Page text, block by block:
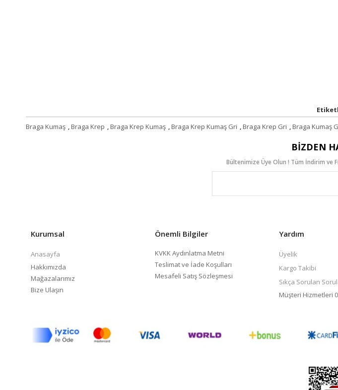
Braga Kumaş ,Braga Krep ,Braga Krep Kumaş ,Braga Krep Kumaş Gri ,Braga Krep Gri ,Braga Kumaş
BIZDEN
Bültenimize Üye Olun ! Tüm İndirim ve
Kurumsal
Anasayfa
Hakkımızda
Mağazalarımız
Bize Ulaşın
Önemli Bilgiler
KVKK Aydınlatma Metni
Teslimat ve İade Koşulları
Mesafeli Satış Sözleşmesi
Yardım
Üyelik
Kargo Takibi
Sıkça Sorulan
Müşteri Hizmetleri